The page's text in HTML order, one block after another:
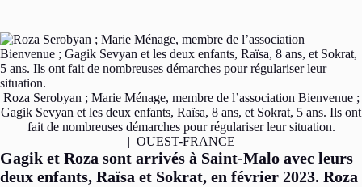
Roza Serobyan ; Marie Ménage, membre de l’association Bienvenue ;
Gagik Sevyan et les deux enfants, Raïsa, 8 ans, et Sokrat, 5 ans. Ils ont
fait de nombreuses démarches pour régulariser leur situation.
| OUEST-FRANCE
Gagik et Roza sont arrivés à Saint-Malo avec leurs
deux enfants, Raïsa et Sokrat, en février 2023. Roza